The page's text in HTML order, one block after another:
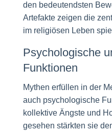
den bedeutendsten
Artefakte zeigen die
im religiösen Leben
Psychologische
Funktionen
Mythen erfüllen in der
auch psychologische
kollektive Ängste und
gesehen stärkten sie